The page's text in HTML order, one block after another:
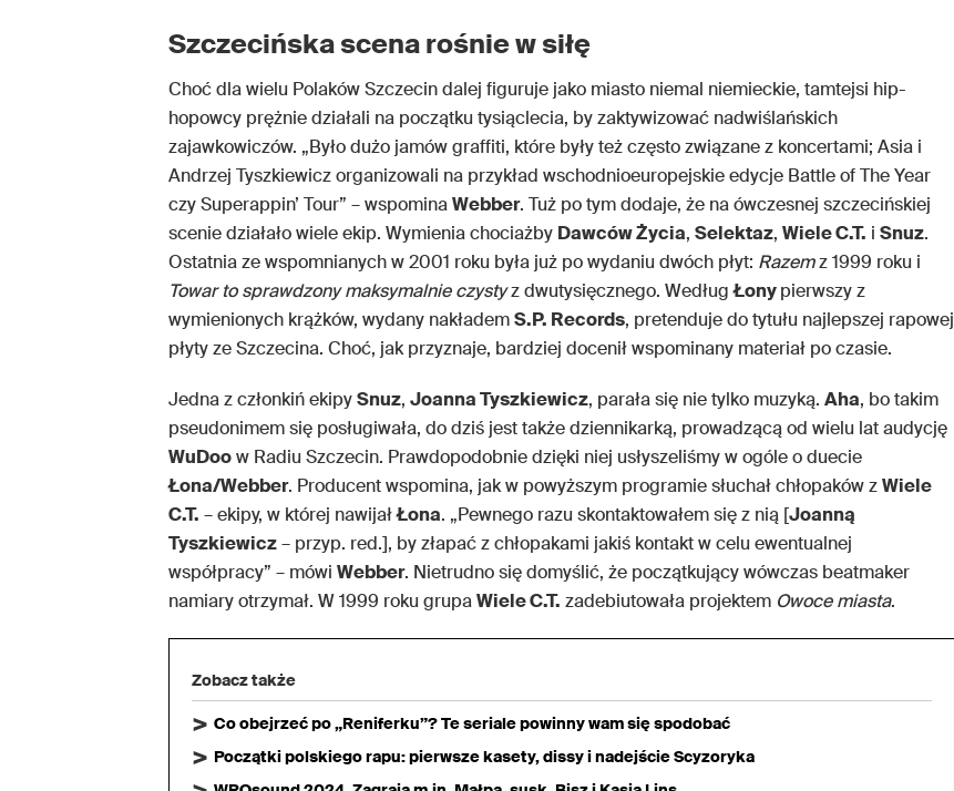
Szczecińska scena rośnie w siłę
Choć dla wielu Polaków Szczecin dalej figuruje jako miasto niemal niemieckie, tamtejsi hip-
hopowcy prężnie działali na początku tysiąclecia, by zaktywizować nadwiślańskich
zajawkowiczów. „Było dużo jamów graffiti, które były też często związane z koncertami; Asia i
Andrzej Tyszkiewicz organizowali na przykład wschodnioeuropejskie edycje Battle of The Year
czy Superappin’ Tour” – wspominaWebber. Tuż po tym dodaje, że na ówczesnej szczecińskiej
scenie działało wiele ekip. Wymienia chociażby Dawców Życia, Selektaz, Wiele C.T. i Snuz.
Ostatnia ze wspomnianych w 2001 roku była już po wydaniu dwóch płyt: Razemz 1999 roku i
Towar to sprawdzony maksymalnie czystyz dwutysięcznego. WedługŁonypierwszy z
wymienionych krążków, wydany nakłademS.P. Records, pretenduje do tytułu najlepszej rapowej
płyty ze Szczecina. Choć, jak przyznaje, bardziej docenił wspominany materiał po czasie.
Jedna z członkiń ekipySnuz, Joanna Tyszkiewicz, parała się nie tylko muzyką. Aha, bo takim
pseudonimem się posługiwała, do dziś jest także dziennikarką, prowadzącą od wielu lat audycję
WuDoow Radiu Szczecin. Prawdopodobnie dzięki niej usłyszeliśmy w ogóle o duecie
Łona/Webber. Producent wspomina, jak w powyższym programie słuchał chłopaków zWiele
C.T. – ekipy, w której nawijałŁona. „Pewnego razu skontaktowałem się z nią [Joanną
Tyszkiewicz– przyp. red.], by złapać z chłopakami jakiś kontakt w celu ewentualnej
współpracy” – mówi Webber. Nietrudno się domyślić, że początkujący wówczas beatmaker
namiary otrzymał. W 1999 roku grupaWiele C.T. zadebiutowała projektem Owoce miasta.
Zobacz także
Co obejrzeć po „Reniferku”? Te seriale powinny wam się spodobać
Początki polskiego rapu: pierwsze kasety, dissy i nadejście Scyzoryka